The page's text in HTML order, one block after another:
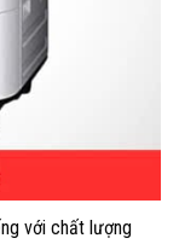
với chất lượng